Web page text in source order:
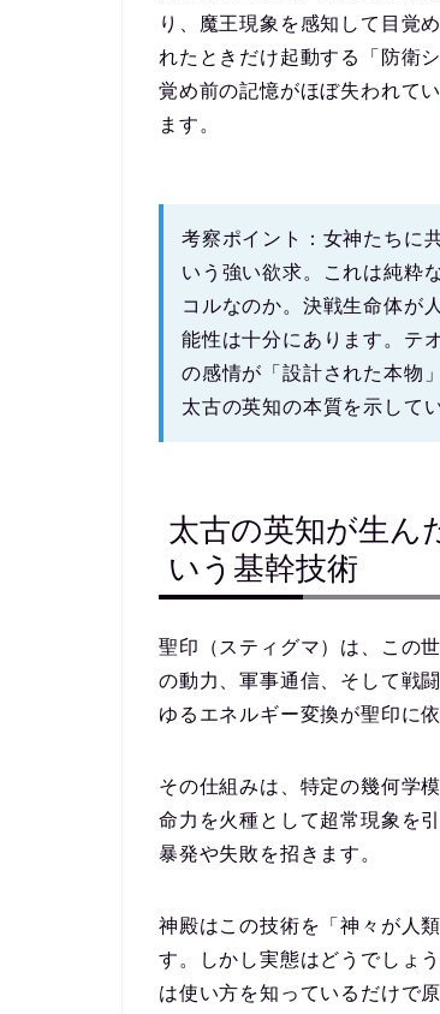
り、魔王現象を感知して目覚
れたときだけ起動する「防衛
覚め前の記憶がほぼ失われて
ます。
考察ポイント： 女神たちに
いう強い欲求。これは純粋
コルなのか。決戦生命体が
能性は十分にあります。テ
の感情が「設計された本物
太古の英知の本質を示して
太古の英知が生
いう基幹技術
聖印（スティグマ）は、この
の動力、軍事通信、そして戦
ゆるエネルギー変換が聖印に
その仕組みは、特定の幾何学
命力を火種として超常現象を
暴発や失敗を招きます。
神殿はこの技術を「神々が人
す。しかし実態はどうでしょ
は使い方を知っているだけで